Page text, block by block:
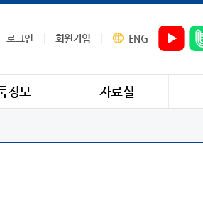
로그인 회원가입 ENG
정보 자료실